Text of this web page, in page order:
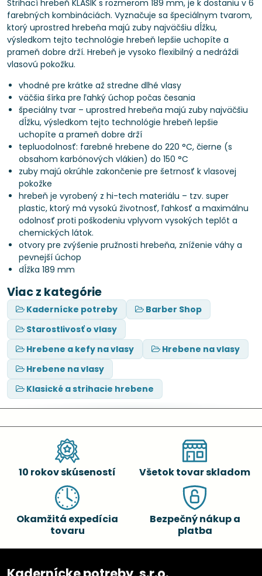
Strihací hrebeň KLASIK s rozmerom 189 mm, je k dostaniu v 6
farebných kombináciách. Vyznačuje sa špeciálnym tvarom,
ktorý uprostred hrebeňa majú zuby najväčšiu dĺžku,
výsledkom tejto technológie hrebeň lepšie uchopíte a
prameň dobre drží. Hrebeň je vysoko flexibilný a nedráždi
vlasovú pokožku.
vhodné pre krátke až stredne dlhé vlasy
väčšia šírka pre ľahký úchop počas česania
špeciálny tvar – uprostred hrebeňa majú zuby najväčšiu
dĺžku, výsledkom tejto technológie hrebeň lepšie
uchopíte a prameň dobre drží
tepluodolnosť: farebné hrebene do 220 °C, čierne (s
obsahom karbónových vlákien) do 150 °C
zuby majú okrúhle zakončenie pre šetrnosť k vlasovej
pokožke
hrebeň je vyrobený z hi-tech materiálu – tzv. super
plastic, ktorý má vysokú životnosť, ľahkosť a maximálnu
odolnosť proti poškodeniu vplyvom vysokých teplôt a
chemických látok.
otvory pre zvýšenie pružnosti hrebeňa, zníženie váhy a
pevnejší úchop
dĺžka 189 mm
Viac z kategórie
Kadernícke potreby
Barber Shop
Starostlivosť o vlasy
Hrebene a kefy na vlasy
Hrebene na vlasy
Hrebene na vlasy
Klasické a strihacie hrebene
10 rokov skúseností Všetok tovar skladom
Okamžitá expedícia
tovaru
Bezpečný nákup a
platba